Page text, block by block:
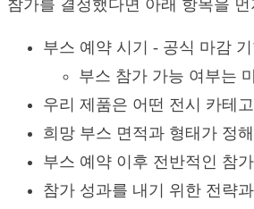
참가를 결정했다면 아래 항목을
부스 예약 시기 - 공식 마감
부스 참가 가능 여부는
우리 제품은 어떤 전시 카테
희망 부스 면적과 형태가 정
부스 예약 이후 전반적인 참
참가 성과를 내기 위한 전략